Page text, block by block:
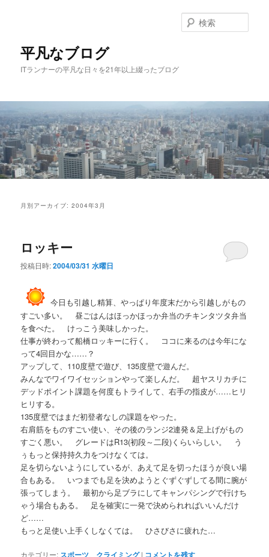
移
動
動
平凡なブログ
ITランナーの平凡な日々を21年以上綴ったブログ
索
月別アーカイブ:2004年3月
ロッキー
投稿日時:2004/03/31 水曜日
今日も引越し精算、やっぱり年度末だから引越しがもの
すごい多い。 昼ごはんはほっかほっか弁当のチキンタツタ弁当
を食べた。 けっこう美味しかった。
仕事が終わって船橋ロッキーに行く。 ココに来るのは今年にな
って4回目かな……？
アップして、110度壁で遊び、135度壁で遊んだ。
みんなでワイワイセッションやって楽しんだ。 超ヤスリカチに
デッドポイント課題を何度もトライして、右手の指皮が……ヒリ
ヒリする。
135度壁ではまだ初登者なしの課題をやった。
右肩筋をものすごい使い、その後のランジ2連発＆足上げがもの
すごく悪い。 グレードはR13(初段～二段)くらいらしい。 う
ぅもっと保持持久力をつけなくては。
足を切らないようにしているが、あえて足を切ったほうが良い場
合もある。 いつまでも足を決めようとぐずぐずしてる間に腕が
張ってしまう。 最初から足ブラにしてキャンパシングで行けち
ゃう場合もある。 足を確実に一発で決められればいいんだけ
ど……
もっと足使い上手くしなくては。 ひさびさに疲れた…
カテゴリー: スポーツ クライミング | コメントを残す